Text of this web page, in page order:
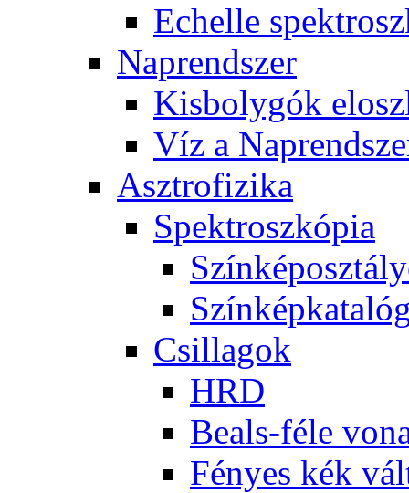
Echel­le
Nap­rend­szer
Kis­boly­gók
Víz a
Aszt­ro­fi­zi­ka
Spekt­rosz­kó­pia
Csil­la­gok
HRD
Be­als-fé­le
Fé­nyes kék